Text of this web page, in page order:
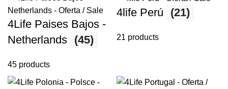
4Life Paises Bajos -
Netherlands (45)
45 products
4life Perú (21)
21 products